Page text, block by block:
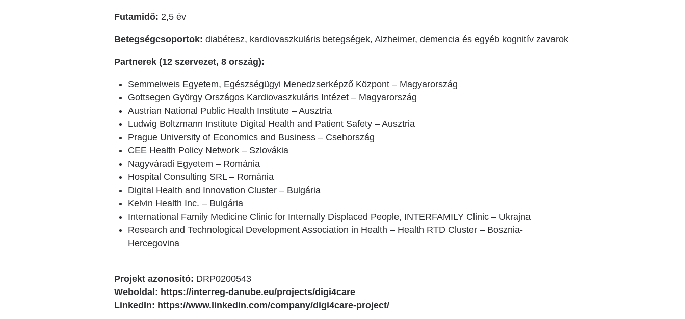
Futamidő: 2,5 év
Betegségcsoportok: diabétesz, kardiovaszkuláris betegségek, Alzheimer, demencia és egyéb kognitív zavarok
Partnerek (12 szervezet, 8 ország):
Semmelweis Egyetem, Egészségügyi Menedzserképző Központ – Magyarország
Gottsegen György Országos Kardiovaszkuláris Intézet – Magyarország
Austrian National Public Health Institute – Ausztria
Ludwig Boltzmann Institute Digital Health and Patient Safety – Ausztria
Prague University of Economics and Business – Csehország
CEE Health Policy Network – Szlovákia
Nagyváradi Egyetem – Románia
Hospital Consulting SRL – Románia
Digital Health and Innovation Cluster – Bulgária
Kelvin Health Inc. – Bulgária
International Family Medicine Clinic for Internally Displaced People, INTERFAMILY Clinic – Ukrajna
Research and Technological Development Association in Health – Health RTD Cluster – Bosznia-
Hercegovina
Projekt azonosító: DRP0200543
Weboldal: https://interreg-danube.eu/projects/digi4care
LinkedIn: https://www.linkedin.com/company/digi4care-project/